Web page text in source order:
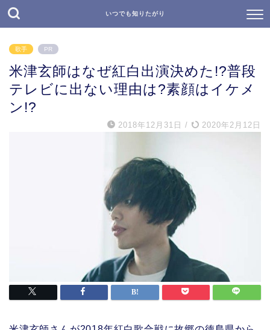
いつでも知りたがり
歌手 PR
米津玄師はなぜ紅白出演決めた!?普段
テレビに出ない理由は?素顔はイケメ
ン!?
2018年12月31日 / 2020年2月12日